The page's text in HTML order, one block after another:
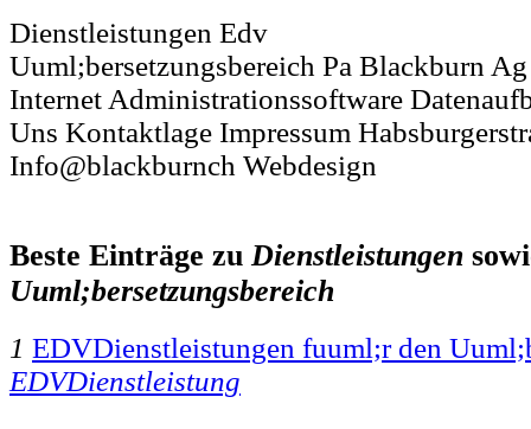
Dienstleistungen Edv
Uuml;bersetzungsbereich Pa Blackburn Ag
Internet Administrationssoftware
Uns Kontaktlage Impressum
Info@blackburnch Webdesign
Beste Einträge zuDienstleistungen
Uuml;bersetzungsbereich
1 EDVDienstleistungen fuuml;r den
EDVDienstleistung